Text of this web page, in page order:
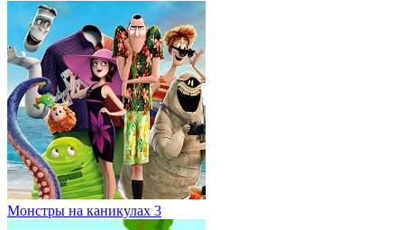
Монстры на каникулах 3